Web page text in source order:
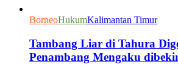
BorneoHukumKalimantan Timur
Tambang Liar di Tahura
Penambang Mengaku